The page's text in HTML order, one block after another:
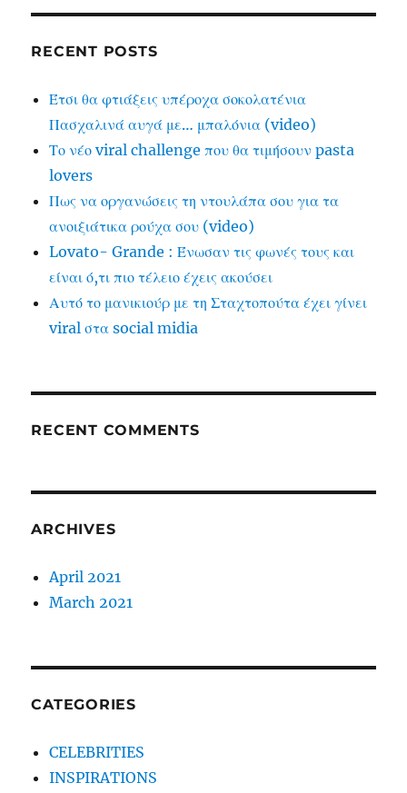
RECENT POSTS
Έτσι θα φτιάξεις υπέροχα σοκολατένια
Πασχαλινά αυγά με… μπαλόνια (video)
Το νέο viral challenge που θα τιμήσουν pasta
lovers
Πως να οργανώσεις τη ντουλάπα σου για τα
ανοιξιάτικα ρούχα σου (video)
Lovato- Grande : Ένωσαν τις φωνές τους και
είναι ό,τι πιο τέλειο έχεις ακούσει
Αυτό το μανικιούρ με τη Σταχτοπούτα έχει γίνει
viral στα social midia
RECENT COMMENTS
ARCHIVES
April 2021
March 2021
CATEGORIES
CELEBRITIES
INSPIRATIONS